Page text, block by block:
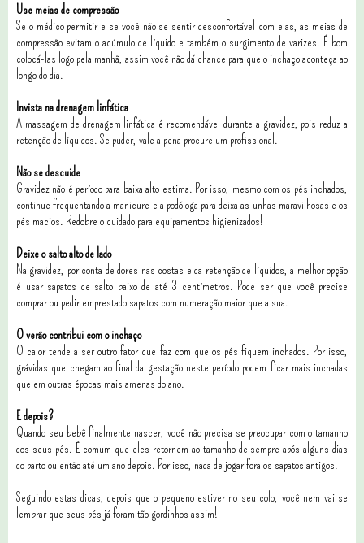
Use meias de compressão
Se o médico permitir e se você não se sentir desconfortável com elas, as meias de
compressão evitam o acúmulo de líquido e também o surgimento de varizes. É bom
colocá-las logo pela manhã, assim você não dá chance para que o inchaço aconteça ao
longo do dia.
Invista na drenagem linfática
A massagem de drenagem linfática é recomendável durante a gravidez, pois reduz a
retenção de líquidos. Se puder, vale a pena procure um profissional.
Não se descuide
Gravidez não é período para baixa alto estima. Por isso, mesmo com os pés inchados,
continue frequentando a manicure e a podóloga para deixa as unhas maravilhosas e os
pés macios. Redobre o cuidado para equipamentos higienizados!
Deixe o salto alto de lado
Na gravidez, por conta de dores nas costas e da retenção de líquidos, a melhor opção
é usar sapatos de salto baixo de até 3 centímetros. Pode ser que você precise
comprar ou pedir emprestado sapatos com numeração maior que a sua.
O verão contribui com o inchaço
O calor tende a ser outro fator que faz com que os pés fiquem inchados. Por isso,
grávidas que chegam ao final da gestação neste período podem ficar mais inchadas
que em outras épocas mais amenas do ano.
E depois?
Quando seu bebê finalmente nascer, você não precisa se preocupar com o tamanho
dos seus pés. É comum que eles retornem ao tamanho de sempre após alguns dias
do parto ou então até um ano depois. Por isso, nada de jogar fora os sapatos antigos.
Seguindo estas dicas, depois que o pequeno estiver no seu colo, você nem vai se
lembrar que seus pés já foram tão gordinhos assim!